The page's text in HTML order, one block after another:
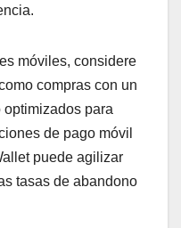
móviles, considere
compras con un
para
de pago móvil
puede agilizar
tasas de abandono